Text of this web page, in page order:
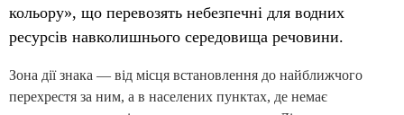
кольору», що перевозять небезпечні для водних
ресурсів навколишнього середовища речовини.
Зона дії знака — від місця встановлення до найближчого
перехрестя за ним, а в населених пунктах, де немає